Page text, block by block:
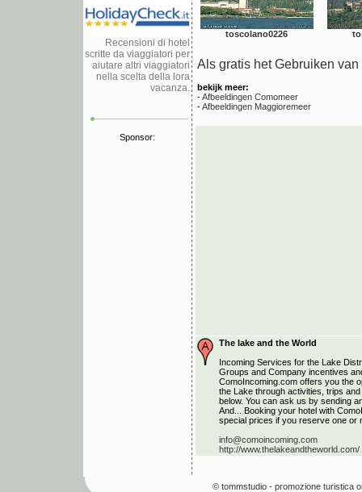
Recensioni di hotel
scritte da viaggiatori per
aiutare altri viaggiatori
nella scelta della lora
vacanza.
Sponsor:
toscolano0226
Als gratis het Gebruiken
bekijk meer:
-Afbeeldingen Comomeer
-Afbeeldingen Maggioremeer
The lake and the World
Incoming Services for the Lake
Groups and Company incentives
ComoIncoming.com offers you the
the Lake through activities, trips
below. You can ask us by sending
And... Booking your hotel with
special prices if you reserve one or
info@comoincoming.com
http://www.thelakeandtheworld.com/
© tommstudio - promozione turistica